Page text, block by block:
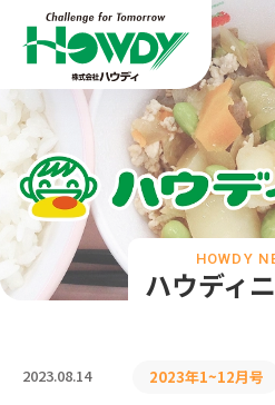
ハウディ
HOWDY
2023.08.14 2023年1~12月号